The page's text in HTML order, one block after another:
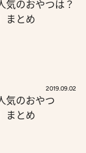
気のおやつは？
まとめ
2019.09.02
気のおやつ
まとめ